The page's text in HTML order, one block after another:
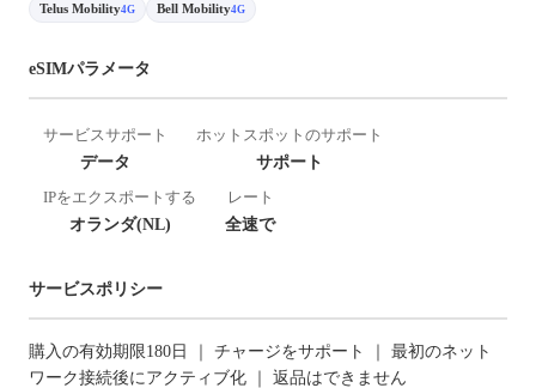
Telus Mobility4G Bell Mobility4G
eSIMパラメータ
サービスサポート
データ
ホットスポットのサポート
サポート
IPをエクスポートする
オランダ(NL)
レート
全速で
サービスポリシー
購入の有効期限180日 ｜ チャージをサポート ｜ 最初のネット
ワーク接続後にアクティブ化 ｜ 返品はできません